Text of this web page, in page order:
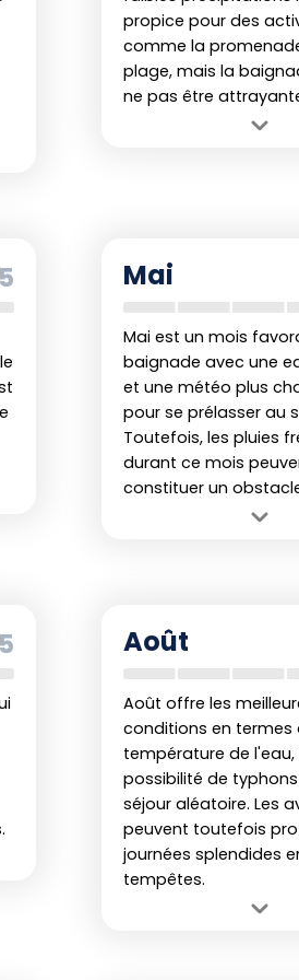
de baignades plaisantes,
côte est
. Adapter sa période
pleinement de la mer
propice pour des
comme la
plage, mais la
ne pas être
Mai
Mai est un mois
baignade avec une
et une météo plus
pour se prélasser au
Toutefois, les pluies
durant ce mois
constituer un
précipitations peuvent
Août
Août offre les
conditions en termes
température de l'eau,
possibilité de
séjour aléatoire. Les
peuvent toutefois
journées splendides
tempêtes.